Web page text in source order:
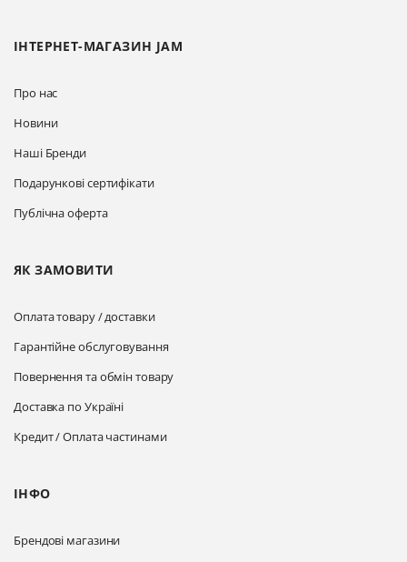
ІНТЕРНЕТ-МАГАЗИН JAM
Про нас
Новини
Наші Бренди
Подарункові сертифікати
Публічна оферта
ЯК ЗАМОВИТИ
Оплата товару / доставки
Гарантійне обслуговування
Повернення та обмін товару
Доставка по Україні
Кредит / Оплата частинами
ІНФО
Брендові магазини